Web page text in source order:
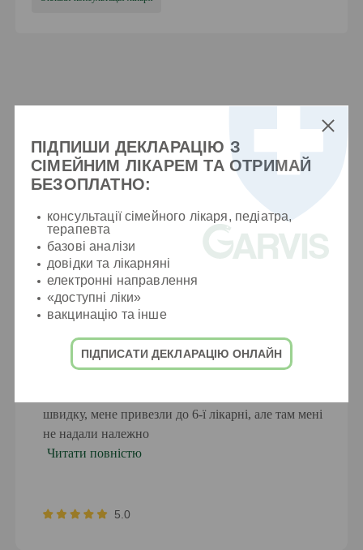
Про нас говорять
2 Червня 2026
Алёна
Хочу сказати велике спасибі клініці Garvis за те, що
врятували мені життя.
швидку, мене привезли до 6-ї лікарні, але там мені
не надали належно
Читати повністю
5.0
ПІДПИШИ ДЕКЛАРАЦІЮ З
СІМЕЙНИМ ЛІКАРЕМ ТА ОТРИМАЙ
БЕЗОПЛАТНО:
консультації сімейного лікаря, педіатра,
терапевта
базові аналізи
довідки та лікарняні
електронні направлення
«доступні ліки»
вакцинацію та інше
ПІДПИСАТИ ДЕКЛАРАЦІЮ ОНЛАЙН